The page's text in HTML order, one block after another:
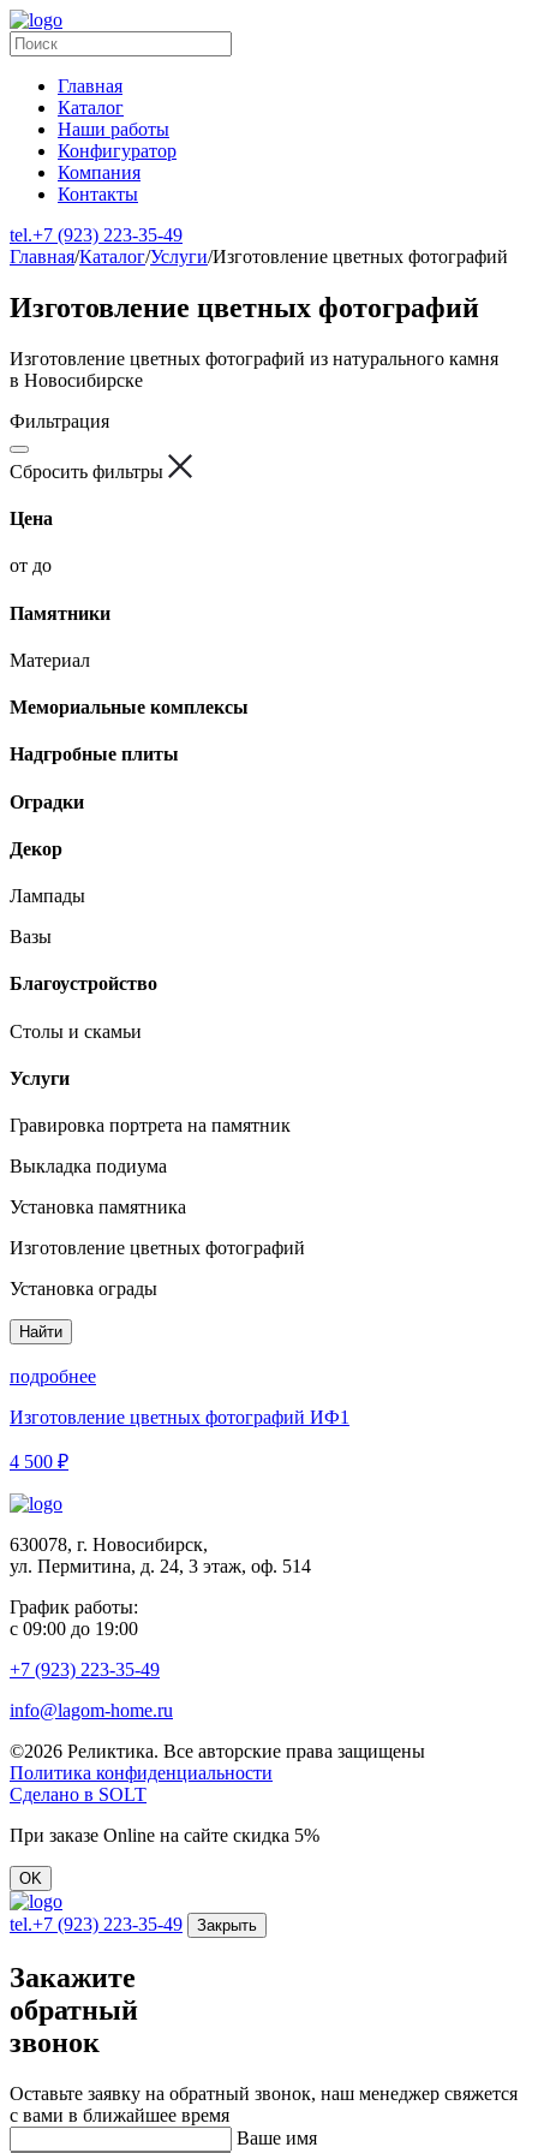
Главная
Каталог
Наши работы
Конфигуратор
Компания
Контакты
tel.+7 (923) 223-35-49
Главная/Каталог/Услуги/Изготовление цветных фотографий
Изготовление цветных фотографий
Изготовление цветных фотографий из натурального камня
в Новосибирске
Фильтрация
Сбросить фильтры
Цена
от до
Памятники
Материал
Мемориальные комплексы
Надгробные плиты
Оградки
Декор
Лампады
Вазы
Благоустройство
Столы и скамьи
Услуги
Гравировка портрета на памятник
Выкладка подиума
Установка памятника
Изготовление цветных фотографий
Установка ограды
Найти
подробнее
Изготовление цветных фотографий ИФ1
4 500 ₽
630078, г. Новосибирск,
ул. Пермитина, д. 24, 3 этаж, оф. 514
График работы:
с 09:00 до 19:00
+7 (923) 223-35-49
info@lagom-home.ru
©2026 Реликтика. Все авторские права защищены
Политика конфиденциальности
Сделано в SOLT
При заказе Online на сайте скидка 5%
OK
tel.+7 (923) 223-35-49 Закрыть
Закажите
обратный
звонок
Оставьте заявку на обратный звонок, наш менеджер свяжется
с вами в ближайшее время
Ваше имя